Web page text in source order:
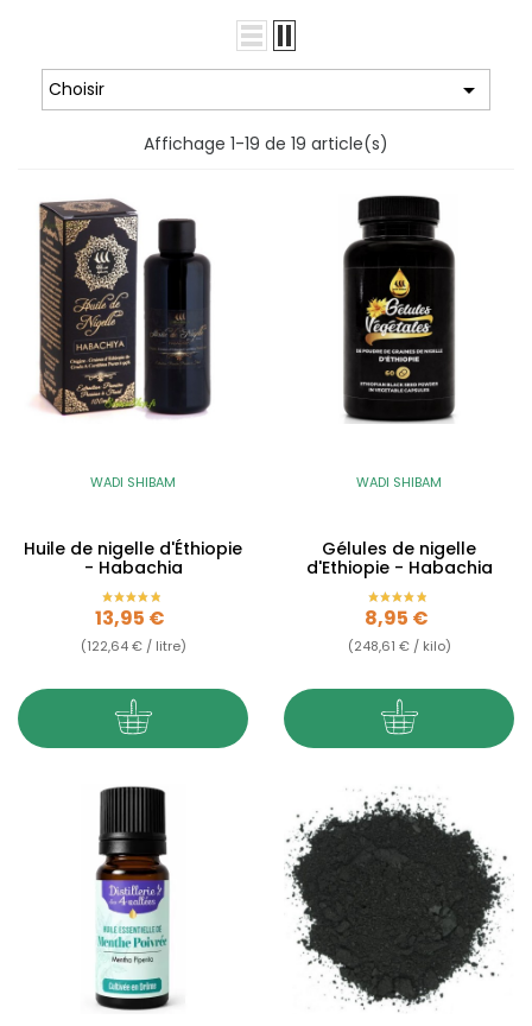
Choisir 
Affichage 1-19 de 19 article(s)
WADI SHIBAM
Huile de nigelle d'Éthiopie
- Habachia
Prix
13,95 €
(122,64 € / litre)
WADI SHIBAM
Gélules de nigelle
d'Ethiopie - Habachia
Prix
8,95 €
(248,61 € / kilo)